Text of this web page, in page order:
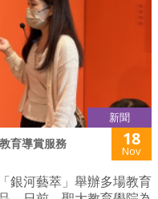
新聞
育導賞服務 18
Nov
銀河藝萃」舉辦多場教育